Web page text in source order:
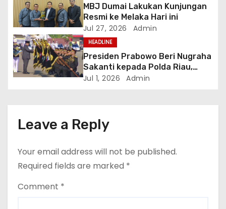
o
n
MBJ Dumai Lakukan Kunjungan
Resmi ke Melaka Hari ini
Jul 27, 2026 Admin
HEADLINE
Presiden Prabowo Beri Nugraha
Sakanti kepada Polda Riau,
Kapolda: Penghargaan Ini Milik
Jul 1, 2026 Admin
Leave a Reply
Your email address will not be published.
Required fields are marked *
Comment *